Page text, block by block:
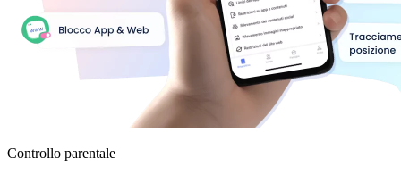
Controllo parentale